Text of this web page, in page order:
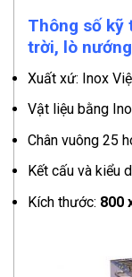
Thông số kỹ
trời, lò
Xuất xứ: Inox
Vật liệu bằng
Chân vuông 25
Kết cấu và kiểu
Kích thước: 800